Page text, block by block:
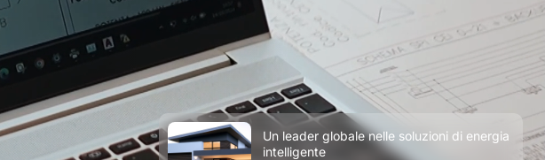
Un leader globale nelle soluzioni di energia
intelligente